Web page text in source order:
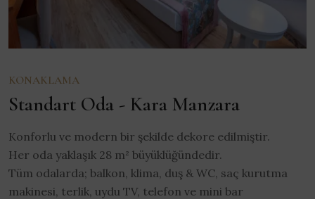
KONAKLAMA
Standart Oda - Kara Manzara
Konforlu ve modern bir şekilde dekore edilmiştir.
Her oda yaklaşık 28 m² büyüklüğündedir.
Tüm odalarda; balkon, klima, duş & WC, saç kurutma
makinesi, terlik, uydu TV, telefon ve mini bar